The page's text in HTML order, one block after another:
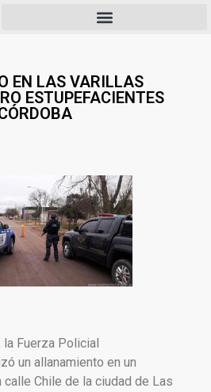
EN LAS VARILLAS
ESTUPEFACIENTES
la Fuerza Policial
un allanamiento en un
Chile de la ciudad de Las